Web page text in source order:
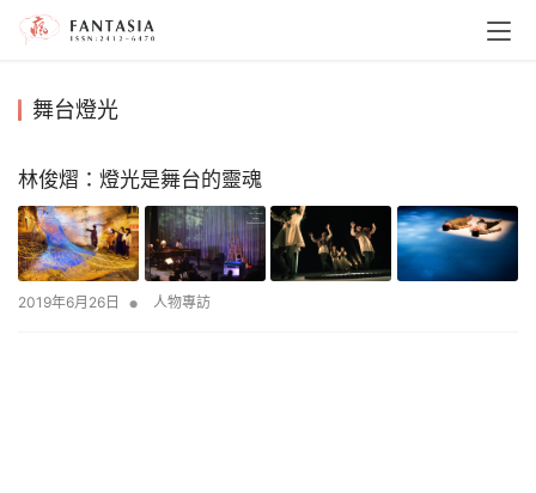
舞台燈光
林俊熠：燈光是舞台的靈魂
2019年6月26日 • 人物專訪